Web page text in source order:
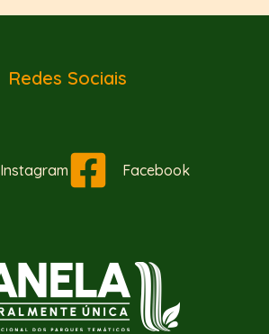
Redes Sociais
Instagram Facebook